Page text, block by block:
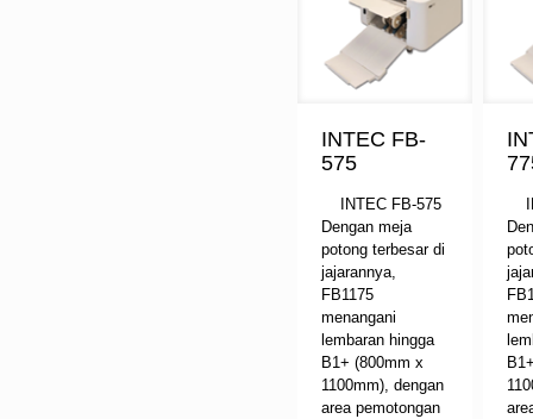
INTEC FB-
575
INTEC FB-575
Dengan meja
potong terbesar di
jajarannya,
FB1175
menangani
lembaran hingga
B1+ (800mm x
1100mm), dengan
area pemotongan